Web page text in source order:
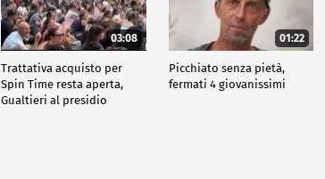
03:08
Trattativa acquisto per
Spin Time resta aperta,
Gualtieri al presidio
01:22
Picchiato senza pietà,
fermati 4 giovanissimi